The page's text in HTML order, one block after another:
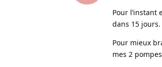
Pour l’instant
dans 15 jours.
Pour mieux
mes 2